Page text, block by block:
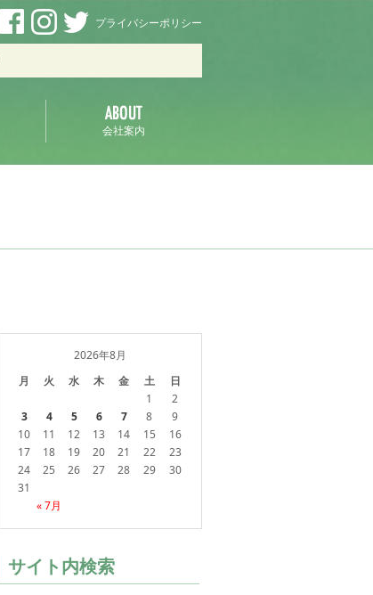
プライバシーポリシー
会社案内
2026年8月
月
火 水 木 金 土 日
« 7月
1
2
3
4 5 6 7 8
9
10
11 12 13 14 15
16
17
18 19 20 21 22
23
24
25 26 27 28 29
30
31
サイト内検索